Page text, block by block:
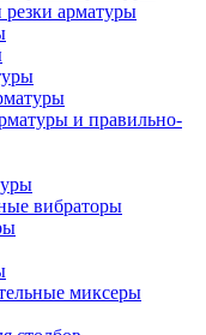
резки арматуры
и правильно-
вибраторы
миксеры